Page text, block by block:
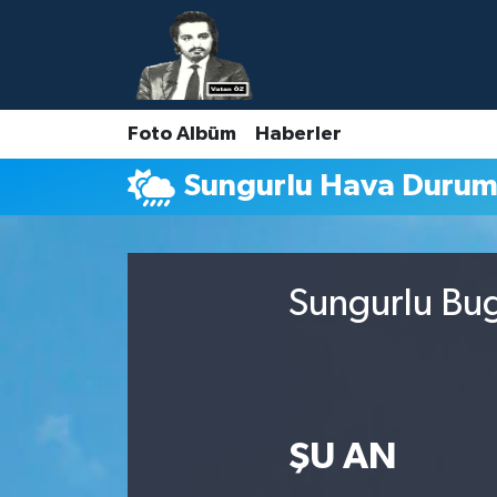
Foto Albüm Haberler
Sungurlu Hava
Sungurlu
ŞU AN
Nöbetçi Eczaneler
Hava Durumu
Namaz Vakitleri
Trafik Durumu
Süper Lig Puan Durumu ve Fikstür